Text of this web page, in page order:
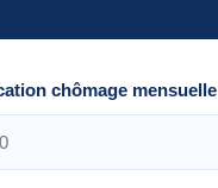
chômage